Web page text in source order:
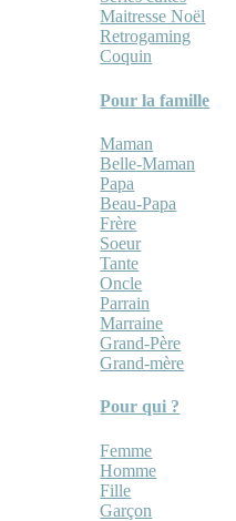
Maitresse Noël
Retrogaming
Coquin
Pour la famille
Maman
Belle-Maman
Papa
Beau-Papa
Frère
Soeur
Tante
Oncle
Parrain
Marraine
Grand-Père
Grand-mère
Pour qui ?
Femme
Homme
Fille
Garçon